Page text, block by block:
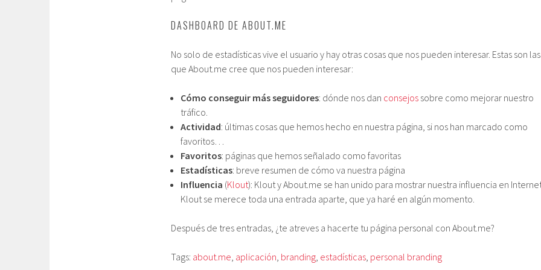
DASHBOARD DE ABOUT.ME
No solo de estadísticas vive el usuario y hay otras cosas que nos pueden interesar. Estas son las
que About.me cree que nos pueden interesar:
Cómo conseguir más seguidores: dónde nos dan consejos sobre como mejorar nuestro
tráfico.
Actividad: últimas cosas que hemos hecho en nuestra página, si nos han marcado como
favoritos…
Favoritos: páginas que hemos señalado como favoritas
Estadísticas: breve resumen de cómo va nuestra página
Influencia (Klout): Klout y About.me se han unido para mostrar nuestra influencia en
Klout se merece toda una entrada aparte, que ya haré en algún momento.
Después de tres entradas, ¿te atreves a hacerte tu página personal con About.me?
Tags: about.me, aplicación, branding, estadísticas, personal branding